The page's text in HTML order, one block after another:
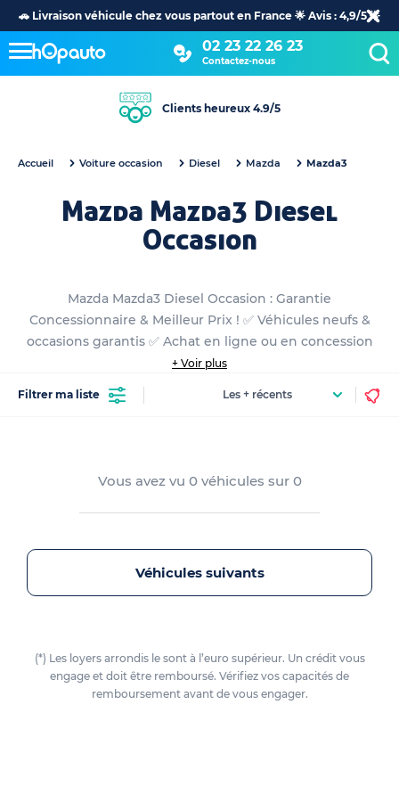
🚗 Livraison véhicule chez vous partout en France 🌟 Avis : 4,9/5 🌟
02 23 22 26 23
Contactez-nous
Clients heureux 4.9/5
Accueil Voiture occasion Diesel Mazda Mazda3
Mazda Mazda3 Diesel
Occasion
Mazda Mazda3 Diesel Occasion : Garantie
Concessionnaire & Meilleur Prix ! ✅ Véhicules neufs &
occasions garantis ✅ Achat en ligne ou en concession
+ Voir plus
Filtrer ma liste
Vous avez vu 0 véhicules sur 0
Véhicules suivants
(*) Les loyers arrondis le sont à l’euro supérieur. Un crédit vous
engage et doit être remboursé. Vérifiez vos capacités de
remboursement avant de vous engager.